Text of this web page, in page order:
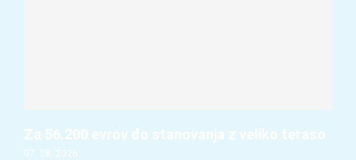
Za 56.200 evrov do stanovanja z veliko teraso
07. 08. 2026